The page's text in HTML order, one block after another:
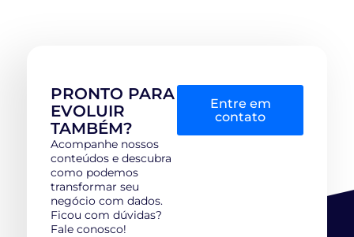
PRONTO PARA
EVOLUIR
TAMBÉM?
Acompanhe nossos
conteúdos e descubra
como podemos
transformar seu
negócio com dados.
Ficou com dúvidas?
Fale conosco!
Entre em
contato